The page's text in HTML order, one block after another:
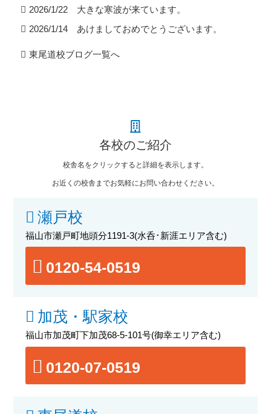
2026/1/22 大きな寒波が来ています。
2026/1/14 あけましておめでとうございます。
東尾道校ブログ一覧へ
各校のご紹介
校舎名をクリックすると詳細を表示します。
お近くの校舎までお気軽にお問い合わせください。
瀬戸校
福山市瀬戸町地頭分1191-3(水呑･新涯エリア含む)
0120-54-0519
加茂・駅家校
福山市加茂町下加茂68-5-101号(御幸エリア含む)
0120-07-0519